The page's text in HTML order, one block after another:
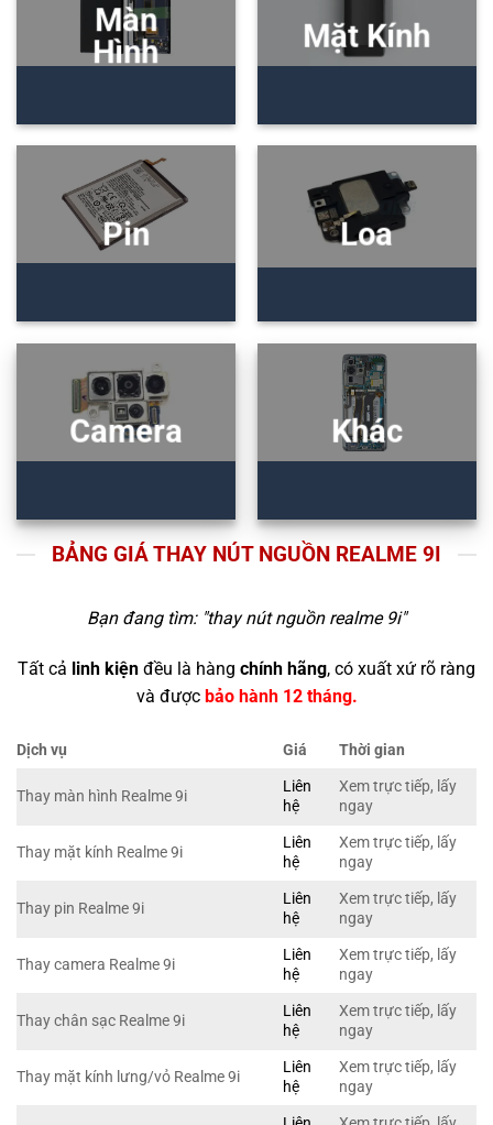
Màn
Hình
Mặt Kính
Pin Loa
Camera Khác
BẢNG GIÁ THAY NÚT NGUỒN REALME 9I
Bạn đang tìm: "thay nút nguồn realme 9i"
Tất cả linh kiện đều là hàng chính hãng, có xuất xứ rõ ràng
và được bảo hành 12 tháng.
Dịch vụ Giá Thời gian
Thay màn hình Realme 9i
Liên
hệ
Xem trực tiếp, lấy
ngay
Thay mặt kính Realme 9i
Liên
hệ
Xem trực tiếp, lấy
ngay
Thay pin Realme 9i
Liên
hệ
Xem trực tiếp, lấy
ngay
Thay camera Realme 9i
Liên
hệ
Xem trực tiếp, lấy
ngay
Thay chân sạc Realme 9i
Liên
hệ
Xem trực tiếp, lấy
ngay
Thay mặt kính lưng/vỏ Realme 9i
Liên
hệ
Xem trực tiếp, lấy
ngay